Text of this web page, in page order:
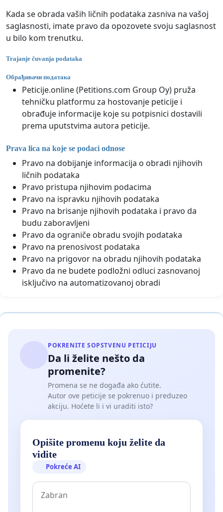
Kada se obrada vaših ličnih podataka zasniva na vašoj
saglasnosti, imate pravo da opozovete svoju saglasnost
u bilo kom trenutku.
Trajanje čuvanja podataka
Обрађивачи података
Peticije.online (Petitions.com Group Oy) pruža
tehničku platformu za hostovanje peticije i
obrađuje informacije koje su potpisnici dostavili
prema uputstvima autora peticije.
Prava lica na koje se podaci odnose
Pravo na dobijanje informacija o obradi njihovih
ličnih podataka
Pravo pristupa njihovim podacima
Pravo na ispravku njihovih podataka
Pravo na brisanje njihovih podataka i pravo da
budu zaboravljeni
Pravo da ograniče obradu svojih podataka
Pravo na prenosivost podataka
Pravo na prigovor na obradu njihovih podataka
Pravo da ne budete podložni odluci zasnovanoj
isključivo na automatizovanoj obradi
POKRENITE SOPSTVENU PETICIJU
Da li želite nešto da
promenite?
Promena se ne događa ako ćutite.
Autor ove peticije se pokrenuo i preduzeo
akciju. Hoćete li i vi uraditi isto?
Opišite promenu koju želite da
vidite
Pokreće AI